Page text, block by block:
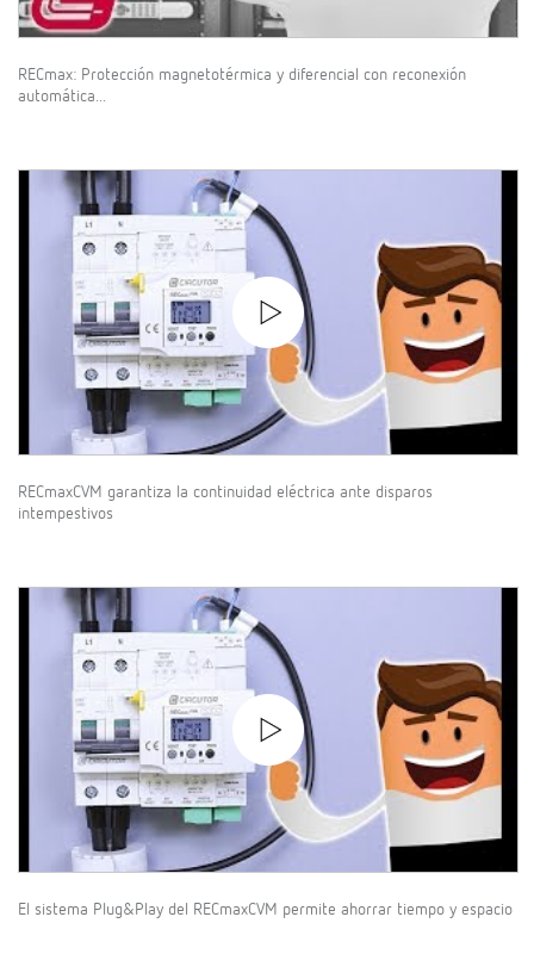
RECmax: Protección magnetotérmica y diferencial con reconexión
automática...
RECmaxCVM garantiza la continuidad eléctrica ante disparos
intempestivos
El sistema Plug&Play del RECmaxCVM permite ahorrar tiempo y espacio